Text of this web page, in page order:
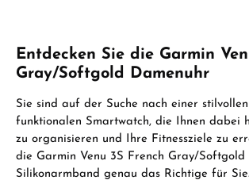
Entdecken Sie die Garmin
Gray/Softgold Damenuhr
Sie sind auf der Suche nach einer
funktionalen Smartwatch, die Ihnen dabei
zu organisieren und Ihre Fitnessziele zu
die Garmin Venu 3S French Gray/Softgold
Silikonarmband genau das Richtige für